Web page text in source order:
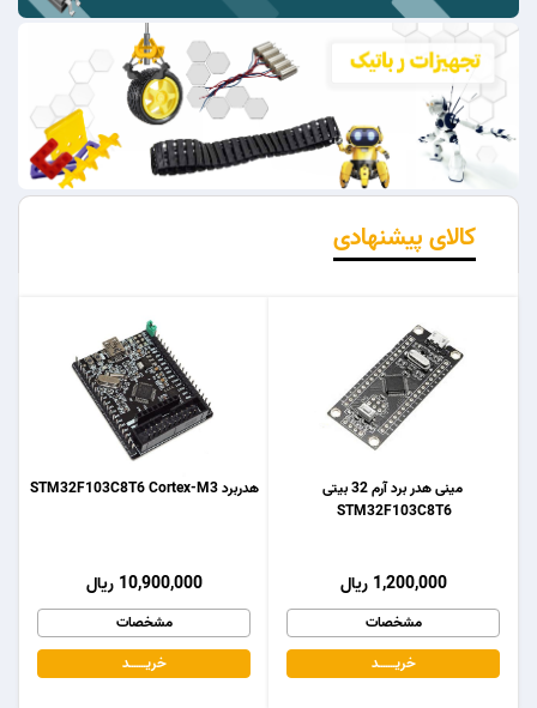
کالای پیشنهادی
هدربرد STM32F103C8T6 Cortex-M3
10,900,000 ریال
مشخصات
خریـــــــد
مینی هدر برد آرم 32 بیتی
STM32F103C8T6
1,200,000 ریال
مشخصات
خریـــــــد